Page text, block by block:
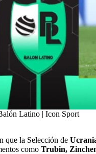
Latino | Icon Sport
que la Selección de
como Trubin,